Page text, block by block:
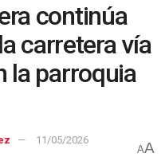
continúa
carretera vía
la parroquia
11/05/2026
AA